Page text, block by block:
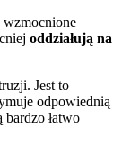
wzmocnione
oddziałują na
Jest to
odpowiednią
bardzo łatwo